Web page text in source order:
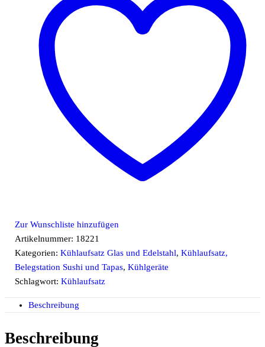
Zur Wunschliste hinzufügen
Artikelnummer: 18221
Kategorien:Kühlaufsatz Glas und Edelstahl,Kühlaufsatz,
Belegstation Sushi und Tapas,Kühlgeräte
Schlagwort:Kühlaufsatz
Beschreibung
Beschreibung